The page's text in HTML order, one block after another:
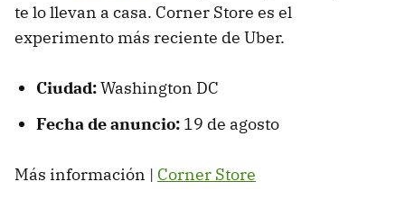
te lo llevan a casa. Corner Store es el
experimento más reciente de Uber.
Ciudad:Washington DC
Fecha de anuncio: 19 de agosto
Más información | Corner Store